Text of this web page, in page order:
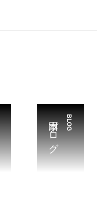
BLOG
本田ブログ